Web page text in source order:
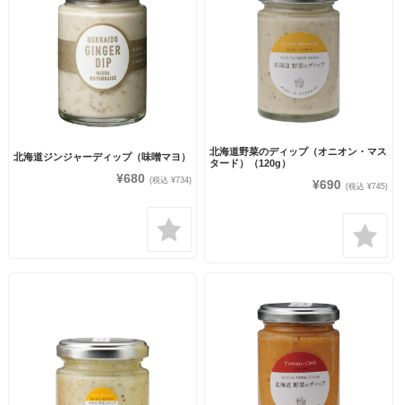
北海道ジンジャーディップ（味噌マヨ）
¥680 (税込 ¥734)
北海道野菜のディップ（オニオン・マス
タード）（120g）
¥690 (税込 ¥745)